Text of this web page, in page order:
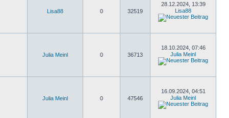
Lisa88 0 32519
28.12.2024, 13:39
Lisa88
Julia Meinl 0 36713
18.10.2024, 07:46
Julia Meinl
Julia Meinl 0 47546
16.09.2024, 04:51
Julia Meinl